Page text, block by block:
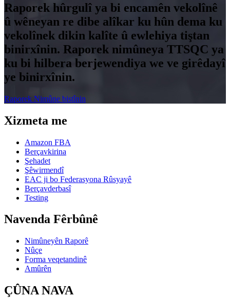
Raporek hûrgulî ya bi encamên vekolînê
û wêneyan re dibe alîkar ku hûn dema ku
vekolînek dikin kalîte û ewlehiya tiştan
binirxînin. Raporek nimûneya TTSQC ya
ku bi hilbera berjewendiya we ve girêdayî
ye binirxînin.
Raporek Nimûne bistînin
Xizmeta me
Amazon FBA
Berçavkirina
Şehadet
Şêwirmendî
EAC ji bo Federasyona Rûsyayê
Berçavderbasî
Testing
Navenda Fêrbûnê
Nimûneyên Raporê
Nûçe
Forma veqetandinê
Amûrên
ÇÛNA NAVA